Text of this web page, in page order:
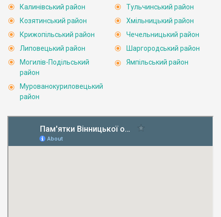
Калинівський район
Козятинський район
Крижопільський район
Липовецький район
Могилів-Подільський
район
Мурованокуриловецький
район
Тульчинський район
Хмільницький район
Чечельницький район
Шаргородський район
Ямпільський район